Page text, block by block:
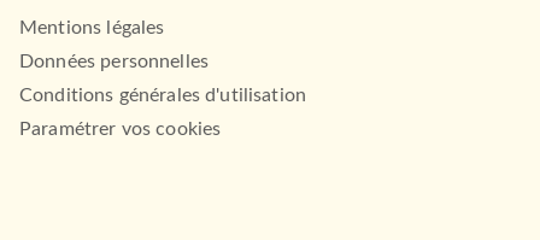
Mentions légales
Données personnelles
Conditions générales d'utilisation
Paramétrer vos cookies